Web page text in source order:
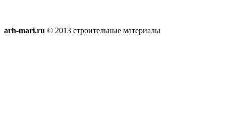
arh-mari.ru © 2013 строительные материалы